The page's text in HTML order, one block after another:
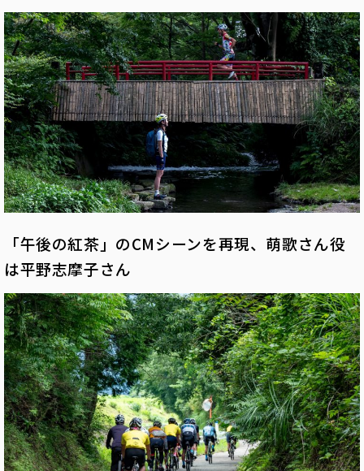
「午後の紅茶」のCMシーンを再現、萌歌さん役
は平野志摩子さん